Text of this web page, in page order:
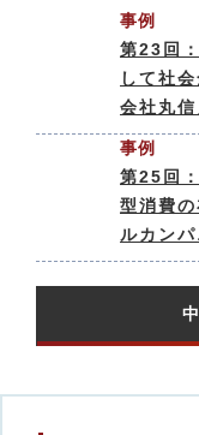
事例
第23回
して社
会社丸信
事例
第25回
型消費
ルカンパ